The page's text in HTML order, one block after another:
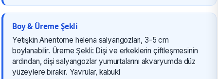
Boy & Üreme Şekli
Yetişkin Anentome helena salyangozları, 3-5 cm
boylanabilir. Üreme Şekli: Dişi ve erkeklerin çiftleşmesinin
ardından, dişi salyangozlar yumurtalarını akvaryumda düz
yüzeylere bırakır. Yavrular, kabukl